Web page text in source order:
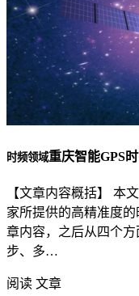
时频领域重庆智能GPS
【文章内容概括】 本
家所提供的高精准度
章内容，之后从四个
步、多…
阅读 文章